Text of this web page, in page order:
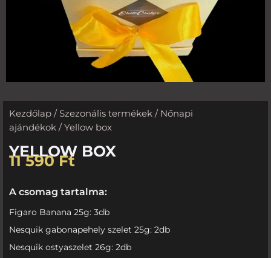
Kezdőlap / Szezonális termékek / Nőnapi
ajándékok / Yellow box
YELLOW BOX
11 590Ft
A csomag tartalma:
Figaro Banana 25g: 3db
Nesquik gabonapehely szelet 25g: 2db
Nesquik ostyaszelet 26g: 2db